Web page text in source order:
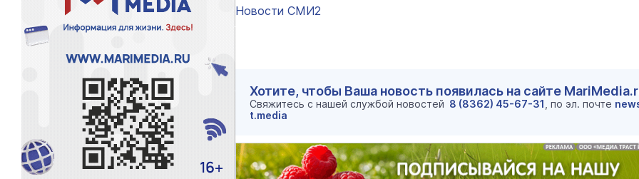
Новости СМИ2
Хотите, чтобы Ваша новость появилась на сайте
Свяжитесь с нашей службой новостей 8 (8362) 45-67-31 , по эл. почте
t.media